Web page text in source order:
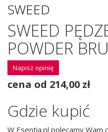
SWEED
SWEED
POWDER
Napisz opinię
cena od 214,00 zł
Gdzie kupić
W Esentia.pl polecamy